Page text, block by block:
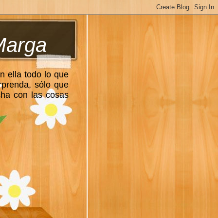
ella todo lo que
sólo que
con las cosas